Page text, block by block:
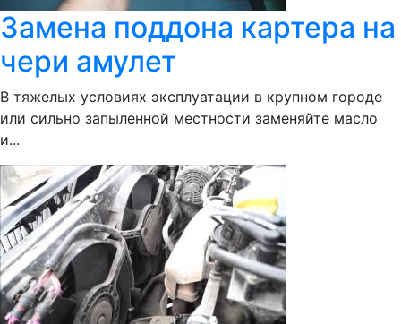
Замена поддона картера на
чери амулет
В тяжелых условиях эксплуатации в крупном городе
или сильно запыленной местности заменяйте масло
и...